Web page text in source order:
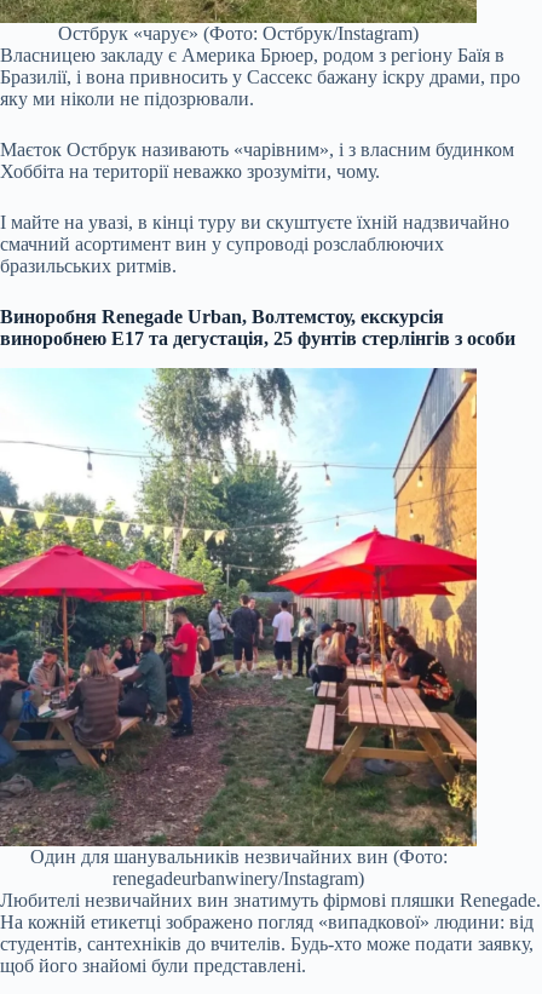
Остбрук «чарує» (Фото: Остбрук/Instagram)
Власницею закладу є Америка Брюер, родом з регіону Баїя в
Бразилії, і вона привносить у Сассекс бажану іскру драми, про
яку ми ніколи не підозрювали.
Маєток Остбрук називають «чарівним», і з власним будинком
Хоббіта на території неважко зрозуміти, чому.
І майте на увазі, в кінці туру ви скуштуєте їхній надзвичайно
смачний асортимент вин у супроводі розслаблюючих
бразильських ритмів.
Виноробня Renegade Urban, Волтемстоу, екскурсія
виноробнею E17 та дегустація, 25 фунтів стерлінгів з особи
Один для шанувальників незвичайних вин (Фото:
renegadeurbanwinery/Instagram)
Любителі незвичайних вин знатимуть фірмові пляшки Renegade.
На кожній етикетці зображено погляд «випадкової» людини: від
студентів, сантехніків до вчителів. Будь-хто може подати заявку,
щоб його знайомі були представлені.